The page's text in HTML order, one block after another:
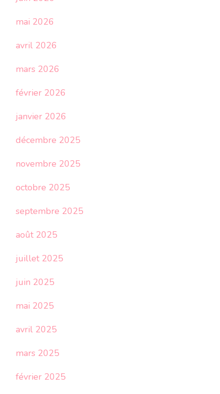
mai 2026
avril 2026
mars 2026
février 2026
janvier 2026
décembre 2025
novembre 2025
octobre 2025
septembre 2025
août 2025
juillet 2025
juin 2025
mai 2025
avril 2025
mars 2025
février 2025